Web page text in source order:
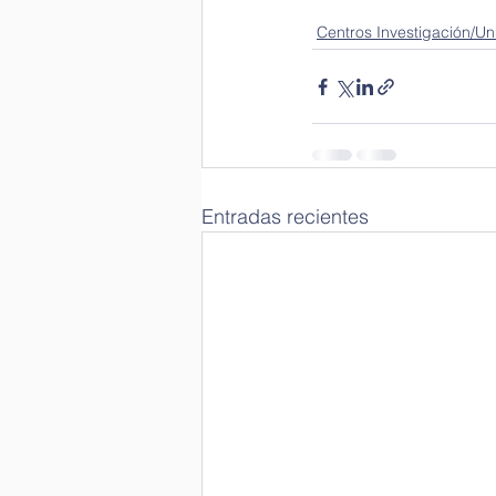
Centros Investigación/
Entradas recientes